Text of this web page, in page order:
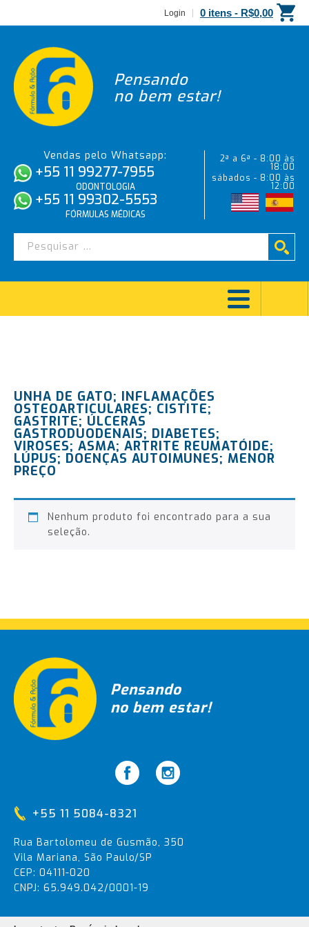
Login 0 itens - R$0,00
Pensando
no bem estar!
Vendas pelo Whatsapp:
+55 11 99277-7955
ODONTOLOGIA
+55 11 99302-5553
FÓRMULAS MÉDICAS
2ª a 6ª - 8:00 às
18:00
sábados - 8:00 às
12:00
UNHA DE GATO; INFLAMAÇÕES
OSTEOARTICULARES; CISTITE;
GASTRITE; ÚLCERAS
GASTRODUODENAIS; DIABETES;
VIROSES; ASMA; ARTRITE REUMATÓIDE;
LÚPUS; DOENÇAS AUTOIMUNES; MENOR
PREÇO
Nenhum produto foi encontrado para a sua
seleção.
Pensando
no bem estar!
+55 11 5084-8321
Rua Bartolomeu de Gusmão, 350
Vila Mariana, São Paulo/SP
CEP: 04111-020
CNPJ: 65.949.042/0001-19